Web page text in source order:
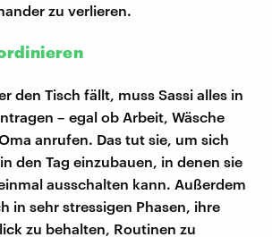
zu verlieren.
den Tisch fällt, muss Sassi alles in
– egal ob Arbeit, Wäsche
anrufen. Das tut sie, um sich
den Tag einzubauen, in denen sie
ausschalten kann. Außerdem
in sehr stressigen Phasen, ihre
zu behalten, Routinen zu